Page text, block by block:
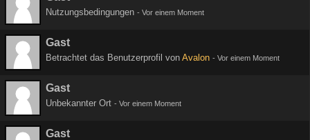
Nutzungsbedingungen - Vor einem Moment
Gast
Betrachtet das Benutzerprofil von Avalon - Vor einem Moment
Gast
Unbekannter Ort - Vor einem Moment
Gast